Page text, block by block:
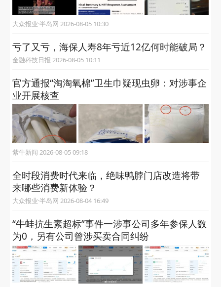
清风回应卫生纸抽检不合格：涉事批次产品已
全渠道下架
女子花170万整形后鼻子“歪了”，涉事整形公
司“虞美人”曾被《焦点访谈》曝光非法行医
大众报业·半岛网 2026-08-05 10:30
亏了又亏，海保人寿8年亏近12亿何时能破局？
官方通报“淘淘氧棉”卫生巾疑现虫卵：对涉事企
业开展核查
紫牛新闻 2026-08-05 09:18
全时段消费时代来临，绝味鸭脖门店改造将带